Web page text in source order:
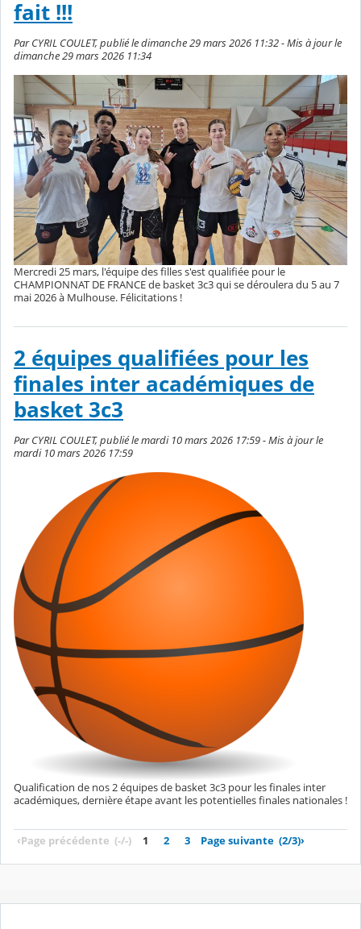
fait !!!
Par CYRIL COULET, publié le dimanche 29 mars 2026 11:32 - Mis à jour le
dimanche 29 mars 2026 11:34
Mercredi 25 mars, l'équipe des filles s'est qualifiée pour le
CHAMPIONNAT DE FRANCE de basket 3c3 qui se déroulera du 5 au 7
mai 2026 à Mulhouse. Félicitations !
2 équipes qualifiées pour les
finales inter académiques de
basket 3c3
Par CYRIL COULET, publié le mardi 10 mars 2026 17:59 - Mis à jour le
mardi 10 mars 2026 17:59
Qualification de nos 2 équipes de basket 3c3 pour les finales inter
académiques, dernière étape avant les potentielles finales nationales !
‹Page précédente (-/-) 1 2 3 Page suivante (2/3)›